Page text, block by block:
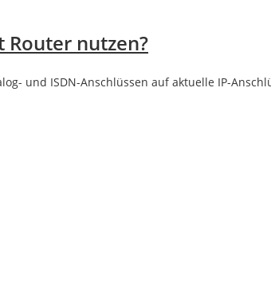
nutzen?
und ISDN-Anschlüssen auf aktuelle IP-